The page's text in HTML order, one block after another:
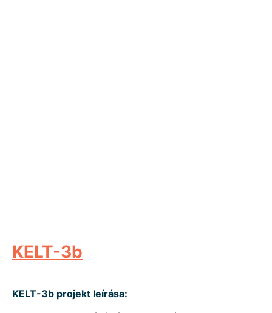
KELT-3b
KELT-3b projekt leírása: